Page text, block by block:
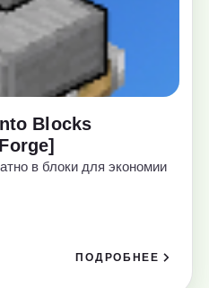
Blocks
в блоки для экономии
ПОДРОБНЕЕ